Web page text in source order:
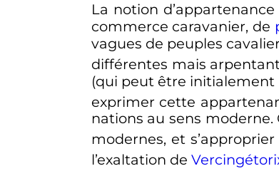
La notion
commerce caravanier, de
vagues de peuples
différentes mais
(qui peut être
exprimer cette
nations au sens
modernes, et
l’exaltation de